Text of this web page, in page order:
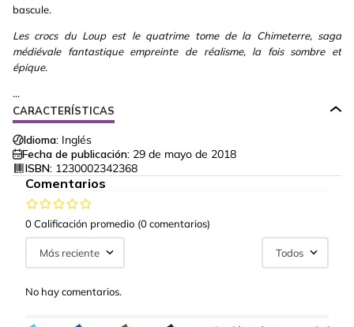
bascule.
Les crocs du Loup est le quatrime tome de la Chimeterre, saga
médiévale fantastique empreinte de réalisme, la fois sombre et
épique.
...
CARACTERÍSTICAS
Idioma: Inglés
Fecha de publicación: 29 de mayo de 2018
ISBN: 1230002342368
Comentarios
0 Calificación promedio (0 comentarios)
Más reciente Todos
No hay comentarios.